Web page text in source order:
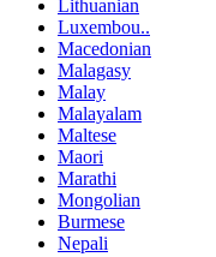
Lithuanian
Luxembou..
Macedonian
Malagasy
Malay
Malayalam
Maltese
Maori
Marathi
Mongolian
Burmese
Nepali